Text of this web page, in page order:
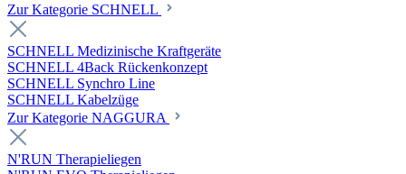
Zur Kategorie SCHNELL
SCHNELL Medizinische Kraftgeräte
SCHNELL 4Back Rückenkonzept
SCHNELL Synchro Line
SCHNELL Kabelzüge
Zur Kategorie NAGGURA
N'RUN Therapieliegen